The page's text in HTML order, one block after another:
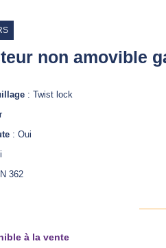
non amovible
: Twist lock
: Oui
362
à la vente